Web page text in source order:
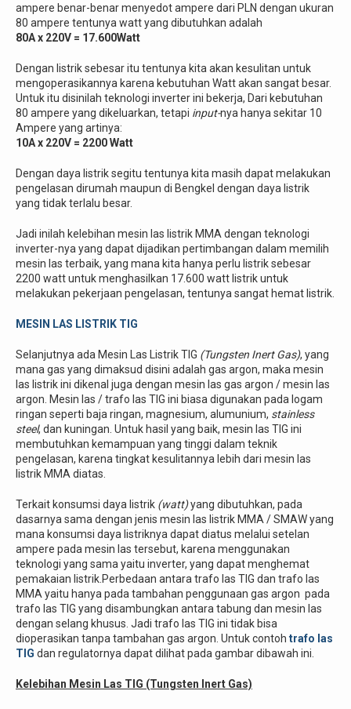
ampere benar-benar menyedot ampere dari PLN dengan ukuran
80 ampere tentunya watt yang dibutuhkan adalah
80A x 220V = 17.600Watt
Dengan listrik sebesar itu tentunya kita akan kesulitan untuk
mengoperasikannya karena kebutuhan Watt akan sangat besar.
Untuk itu disinilah teknologi inverter ini bekerja, Dari kebutuhan
80 ampere yang dikeluarkan, tetapi input-nya hanya sekitar 10
Ampere yang artinya:
10A x 220V = 2200 Watt
Dengan daya listrik segitu tentunya kita masih dapat melakukan
pengelasan dirumah maupun di Bengkel dengan daya listrik
yang tidak terlalu besar.
Jadi inilah kelebihan mesin las listrik MMA dengan teknologi
inverter-nya yang dapat dijadikan pertimbangan dalam memilih
mesin las terbaik, yang mana kita hanya perlu listrik sebesar
2200 watt untuk menghasilkan 17.600 watt listrik untuk
melakukan pekerjaan pengelasan, tentunya sangat hemat listrik.
MESIN LAS LISTRIK TIG
Selanjutnya ada Mesin Las Listrik TIG (Tungsten Inert Gas), yang
mana gas yang dimaksud disini adalah gas argon, maka mesin
las listrik ini dikenal juga dengan mesin las gas argon / mesin las
argon. Mesin las / trafo las TIG ini biasa digunakan pada logam
ringan seperti baja ringan, magnesium, alumunium, stainless
steel, dan kuningan. Untuk hasil yang baik, mesin las TIG ini
membutuhkan kemampuan yang tinggi dalam teknik
pengelasan, karena tingkat kesulitannya lebih dari mesin las
listrik MMA diatas.
Terkait konsumsi daya listrik (watt)yang dibutuhkan, pada
dasarnya sama dengan jenis mesin las listrik MMA / SMAW yang
mana konsumsi daya listriknya dapat diatus melalui setelan
ampere pada mesin las tersebut, karena menggunakan
teknologi yang sama yaitu inverter, yang dapat menghemat
pemakaian listrik.Perbedaan antara trafo las TIG dan trafo las
MMA yaitu hanya pada tambahan penggunaan gas argon pada
trafo las TIG yang disambungkan antara tabung dan mesin las
dengan selang khusus. Jadi trafo las TIG ini tidak bisa
dioperasikan tanpa tambahan gas argon. Untuk contoh trafo las
TIG dan regulatornya dapat dilihat pada gambar dibawah ini.
Kelebihan Mesin Las TIG (Tungsten Inert Gas)